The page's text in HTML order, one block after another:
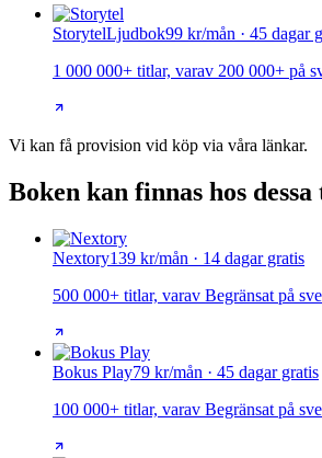
StorytelLjudbok99 kr/mån · 45 dagar
1 000 000+ titlar, varav 200 000+ på
Vi kan få provision vid köp via våra länkar.
Boken kan finnas hos
Nextory139 kr/mån · 14 dagar gratis
500 000+ titlar, varav Begränsat på
Bokus Play79 kr/mån · 45 dagar gratis
100 000+ titlar, varav Begränsat på